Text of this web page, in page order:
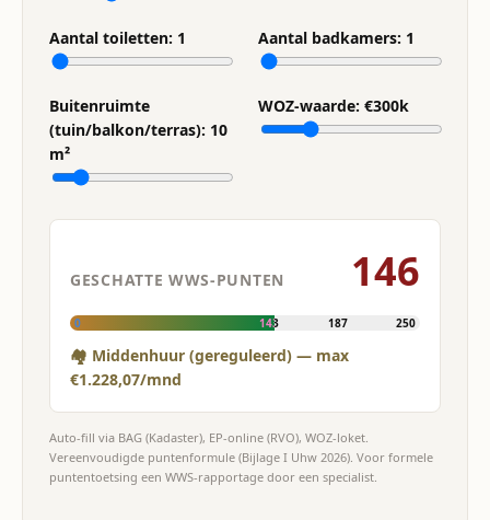
Aantal toiletten: 1 Aantal badkamers: 1
Buitenruimte
(tuin/balkon/terras): 10
m²
WOZ-waarde: €300k
GESCHATTE WWS-PUNTEN 146
0 143 187 250
🏘 Middenhuur (gereguleerd) — max
€1.228,07/mnd
Auto-fill via BAG (Kadaster), EP-online (RVO), WOZ-loket.
Vereenvoudigde puntenformule (Bijlage I Uhw 2026). Voor formele
puntentoetsing een WWS-rapportage door een specialist.